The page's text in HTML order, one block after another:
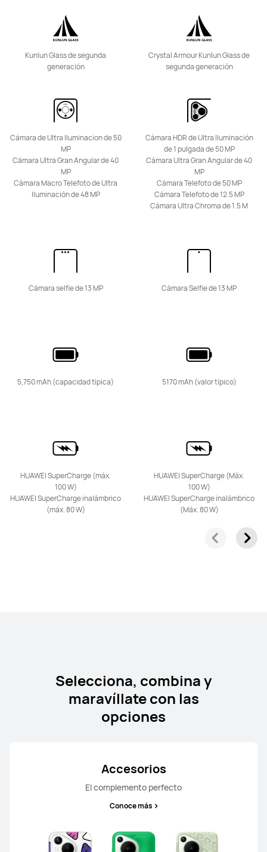
Comprar
HUAWEI Pura 80
HUAWEI nova 15 Max
Conoce más
HUAWEI nova 13
Conoce más
Kunlun Glass de segunda
generación
Cámara de Ultra Iluminacion de 50
MP
Cámara Ultra Gran Angular de 40
MP
Cámara Macro Telefoto de Ultra
Iluminación de 48 MP
Cámara selfie de 13 MP
5,750 mAh (capacidad típica)
HUAWEI SuperCharge (máx.
100 W)
HUAWEI SuperCharge inalámbrico
(máx.80 W)
Crystal Armour Kunlun Glass de
segunda generación
Cámara HDR de Ultra Iluminación
de 1 pulgada de 50 MP
Cámara Ultra Gran Angular de 40
MP
Cámara Telefoto de 50 MP
Cámara Telefoto de 12.5 MP
Cámara Ultra Chroma de 1.5 M
Cámara Selfie de 13 MP
5170 mAh (valor típico)
HUAWEI SuperCharge (Máx.
100 W)
HUAWEI SuperCharge inalámbrico
(Máx.80 W)
Selecciona, combina y
maravíllate con las
opciones
Accesorios
El complemento perfecto
Conoce más